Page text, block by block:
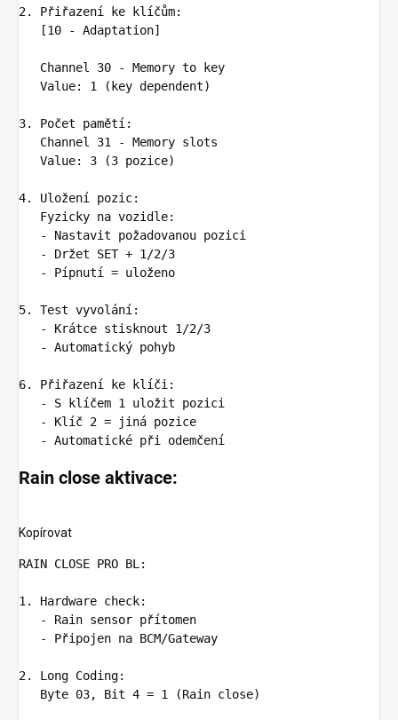
2. Přiřazení ke klíčům:
[10 - Adaptation]
   Channel 30 - Memory to key
   Value
: 1 (key dependent)
3. Počet pamětí :
Channel 31 - Memory slots
   Value
: 3 (3 pozice)
4. Uložení pozic:
Fyzicky na vozidle:
-
Nastavit požadovanou pozici
-
Držet SET + 1/2/3
-
Pípnutí = uloženo
5. Test vyvolání :
-
Krátce stisknout 1/2/3
-
Automatický pohyb
6. Přiřazení ke klíči :
-
S klíčem 1 uložit pozici
-
Klíč 2 = jiná pozice
-
Automatické při odemčení
Rain close aktivace:
Kopírovat
RAIN CLOSE PRO BL
1. Hardware check:
-
Rain sensor přítomen
-
Připojen na BCM/Gateway
2. Long Coding:
Byte 03, Bit 4 = 1 (Rain close)